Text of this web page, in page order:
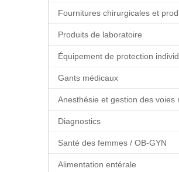
Produits de laboratoire
Gants médicaux
Diagnostics
Santé des femmes / OB-GYN
Alimentation entérale